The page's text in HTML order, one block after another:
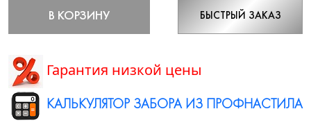
В КОРЗИНУ БЫСТРЫЙ ЗАКАЗ
Гарантия низкой цены
КАЛЬКУЛЯТОР ЗАБОРА ИЗ ПРОФНАСТИЛА